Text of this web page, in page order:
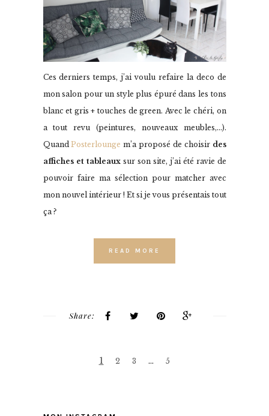
Ces derniers temps, j’ai voulu refaire la deco de
mon salon pour un style plus épuré dans les tons
blanc et gris + touches de green. Avec le chéri, on
a tout revu (peintures, nouveaux meubles,…).
QuandPosterlounge m’a proposé de choisir des
affiches et tableauxsur son site, j’ai été ravie de
pouvoir faire ma sélection pour matcher avec
mon nouvel intérieur ! Et si je vous présentais tout
ça ?
READ MORE
Share:
1 2 3 … 5